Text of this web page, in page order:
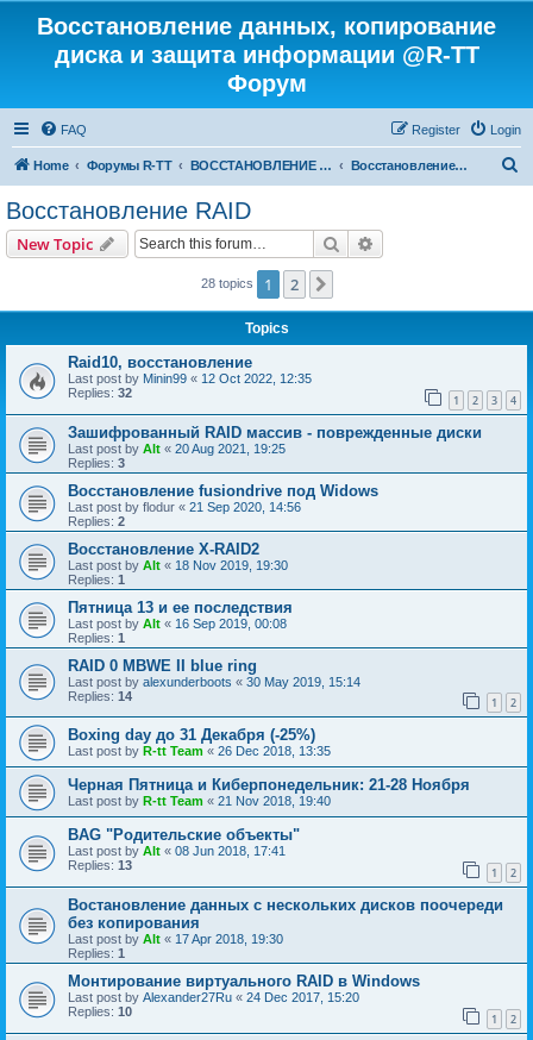
Восстановление данных, копирование
диска и защита информации @R-TT
Форум
FAQ Login
Register
Home Форумы R-TT ВОССТАНОВЛЕНИЕ ДАННЫХ И УДАЛЕННЫХ ФАЙЛОВ Восстановление RAID
Восстановление RAID
New Topic Search
28 topics 1 2
Topics
Raid10, восстановление
Last post by Minin99 « 12 Oct 2022, 12:35
Replies: 32 1 2 3 4
Зашифрованный RAID массив - поврежденные диски
Last post by Alt « 20 Aug 2021, 19:25
Replies: 3
Восстановление fusiondrive под Widows
Last post by flodur « 21 Sep 2020, 14:56
Replies: 2
Восстановление X-RAID2
Last post by Alt « 18 Nov 2019, 19:30
Replies: 1
Пятница 13 и ее последствия
Last post by Alt « 16 Sep 2019, 00:08
Replies: 1
RAID 0 MBWE II blue ring
Last post by alexunderboots « 30 May 2019, 15:14
Replies: 14 1 2
Boxing day до 31 Декабря (-25%)
Last post by R-tt Team « 26 Dec 2018, 13:35
Черная Пятница и Киберпонедельник: 21-28 Ноября
Last post by R-tt Team « 21 Nov 2018, 19:40
BAG "Родительские объекты"
Last post by Alt « 08 Jun 2018, 17:41
Replies: 13 1 2
Востановление данных с нескольких дисков поочереди
без копирования
Last post by Alt « 17 Apr 2018, 19:30
Replies: 1
Монтирование виртуального RAID в Windows
Last post by Alexander27Ru « 24 Dec 2017, 15:20
Replies: 10 1 2